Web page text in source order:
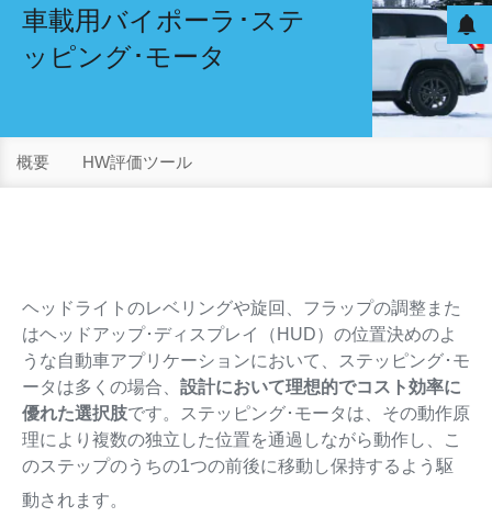
車載用バイポーラ･ステ
ッピング･モータ
概要 HW評価ツール
ヘッドライトのレベリングや旋回、フラップの調整また
はヘッドアップ･ディスプレイ（HUD）の位置決めのよ
うな自動車アプリケーションにおいて、ステッピング･モ
ータは多くの場合、 設計において理想的でコスト効率に
優れた選択肢です。ステッピング･モータは、その動作原
理により複数の独立した位置を通過しながら動作し、こ
のステップのうちの1つの前後に移動し保持するよう駆
動されます。